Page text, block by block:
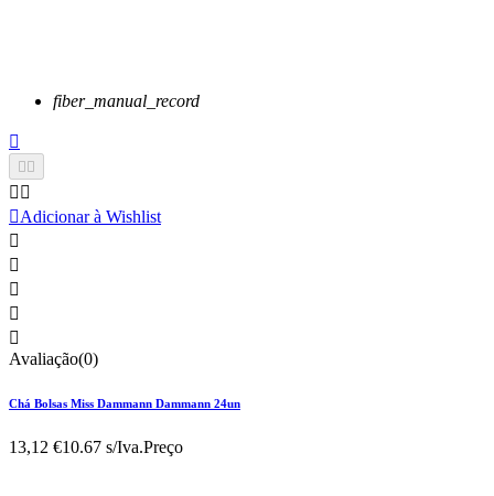
fiber_manual_record

 
 
Adicionar à Wishlist





Avaliação(0)
Chá Bolsas Miss Dammann Dammann 24un
13,12 €10.67 s/Iva.Preço